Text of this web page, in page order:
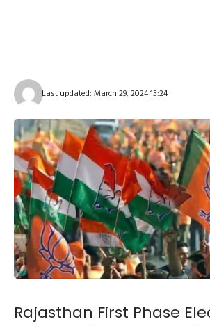
Last updated: March 29, 2024 15:24
Rajasthan First Phase